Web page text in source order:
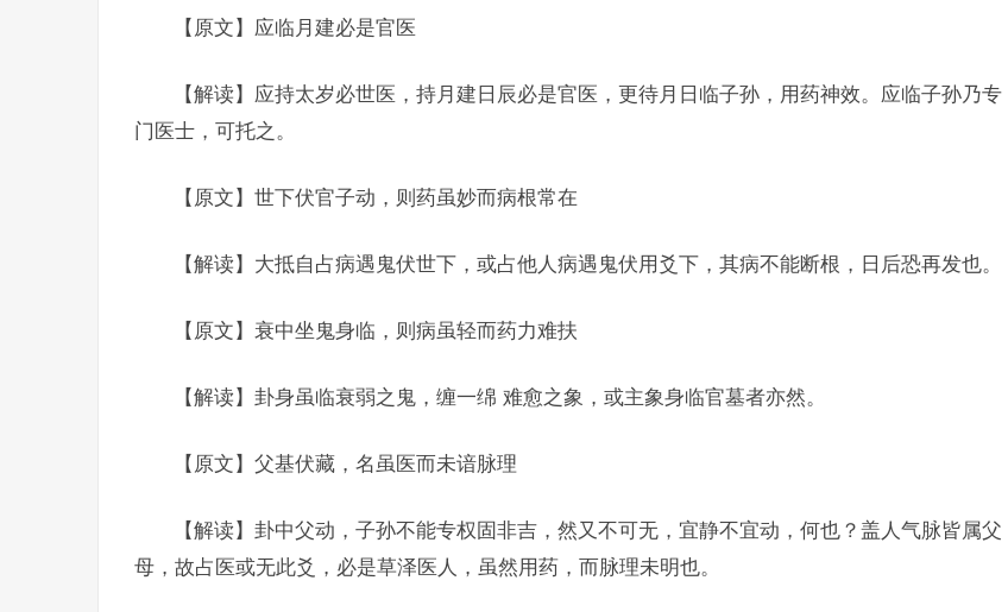
【原文】应临月建必是官医
【解读】应持太岁必世医，持月建日辰必是官医，更待月日临子孙，用药神效。应临子孙乃专
门医士，可托之。
【原文】世下伏官子动，则药虽妙而病根常在
【解读】大抵自占病遇鬼伏世下，或占他人病遇鬼伏用爻下，其病不能断根，日后恐再发也。
【原文】衰中坐鬼身临，则病虽轻而药力难扶
【解读】卦身虽临衰弱之鬼，缠一绵 难愈之象，或主象身临官墓者亦然。
【原文】父基伏藏，名虽医而未谙脉理
【解读】卦中父动，子孙不能专权固非吉，然又不可无，宜静不宜动，何也？盖人气脉皆属父
母，故占医或无此爻，必是草泽医人，虽然用药，而脉理未明也。